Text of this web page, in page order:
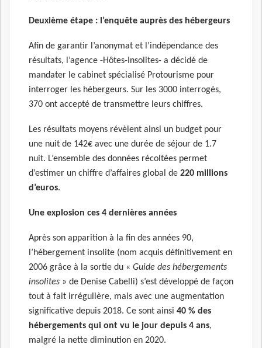
Deuxième étape : l’enquête auprès des hébergeurs
Afin de garantir l’anonymat et l’indépendance des
résultats, l’agence -Hôtes-Insolites- a décidé de
mandater le cabinet spécialisé Protourisme pour
interroger les hébergeurs. Sur les 3000 interrogés,
370 ont accepté de transmettre leurs chiffres.
Les résultats moyens révèlent ainsi un budget pour
une nuit de 142€ avec une durée de séjour de 1.7
nuit. L’ensemble des données récoltées permet
d’estimer un chiffre d’affaires global de 220 millions
d’euros.
Une explosion ces 4 dernières années
Après son apparition à la fin des années 90,
l’hébergement insolite (nom acquis définitivement en
2006 grâce à la sortie du « Guide des hébergements
insolites » de Denise Cabelli) s’est développé de façon
tout à fait irrégulière, mais avec une augmentation
significative depuis 2018. Ce sont ainsi 40 % des
hébergements qui ont vu le jour depuis 4 ans,
malgré la nette diminution en 2020.